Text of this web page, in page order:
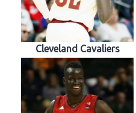
Cleveland Cavaliers